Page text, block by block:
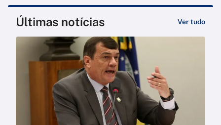
Últimas notícias Ver tudo